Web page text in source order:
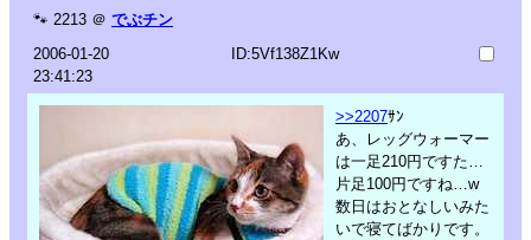
🐾 2213 ＠ でぶチン
2006-01-20
23:41:23
ID:5Vf138Z1Kw
>>2207ｻﾝ
あ、レッグウォーマー
は一足210円ですた…
片足100円ですね…w
数日はおとなしいみた
いで寝てばかりです。